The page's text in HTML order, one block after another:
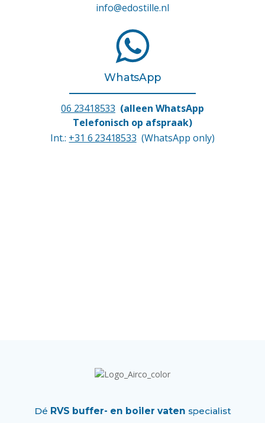
info@edostille.nl
WhatsApp
06 23418533 (alleen WhatsApp
Telefonisch op afspraak)
Int.: +31 6 23418533 (WhatsApp only)
Dé RVS buffer- en boiler vaten specialist